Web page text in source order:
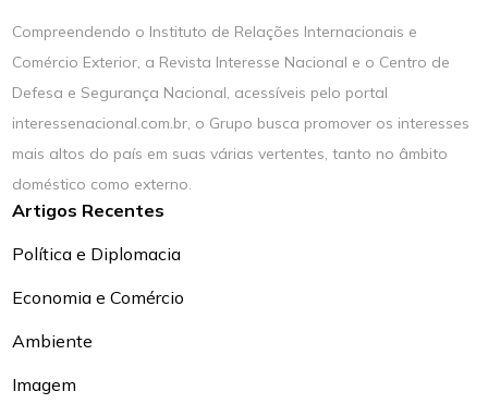
Compreendendo o Instituto de Relações Internacionais e
Comércio Exterior, a Revista Interesse Nacional e o Centro de
Defesa e Segurança Nacional, acessíveis pelo portal
interessenacional.com.br, o Grupo busca promover os interesses
mais altos do país em suas várias vertentes, tanto no âmbito
doméstico como externo.
Artigos Recentes
Política e Diplomacia
Economia e Comércio
Ambiente
Imagem